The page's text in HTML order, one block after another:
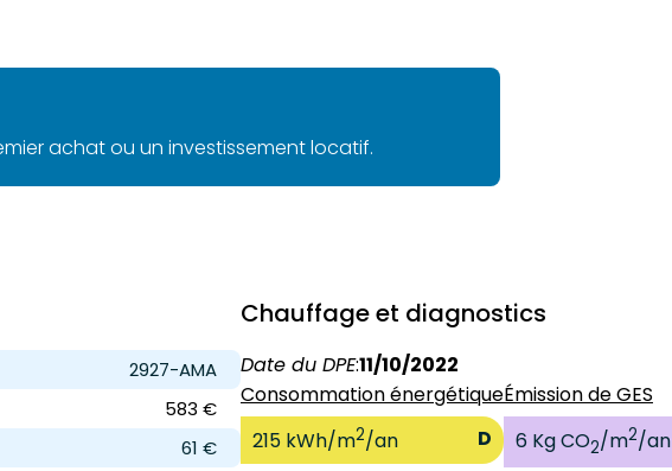
achat ou un investissement locatif.
2927-AMA
583 €
61 €
Chauffage et diagnostics
Date du DPE:11/10/2022
Consommation énergétique
215 kWh/m2/an D
Émission de GES
6 Kg CO2/m2/an